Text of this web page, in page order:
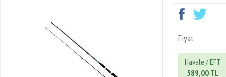
Fiyat
Havale / EFT
589,00 TL